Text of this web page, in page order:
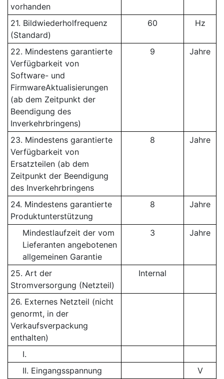
vorhanden
21. Bildwiederholfrequenz
(Standard)
60 Hz
22. Mindestens garantierte
Verfügbarkeit von
Software- und
FirmwareAktualisierungen
(ab dem Zeitpunkt der
Beendigung des
Inverkehrbringens)
9 Jahre
23. Mindestens garantierte
Verfügbarkeit von
Ersatzteilen (ab dem
Zeitpunkt der Beendigung
des Inverkehrbringens
8 Jahre
24. Mindestens garantierte
Produktunterstützung
8 Jahre
Mindestlaufzeit der vom
Lieferanten angebotenen
allgemeinen Garantie
3 Jahre
25. Art der
Stromversorgung (Netzteil)
Internal
26. Externes Netzteil (nicht
genormt, in der
Verkaufsverpackung
enthalten)
I.
II. Eingangsspannung
V